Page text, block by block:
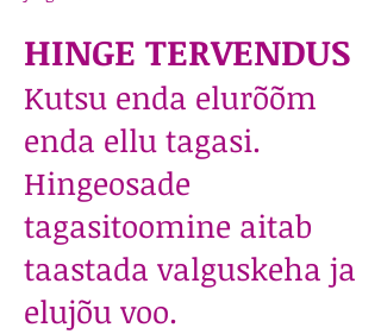
HINGE TERVENDUS
Kutsu enda elurõõm
enda ellu tagasi.
Hingeosade
tagasitoomine aitab
taastada valguskeha ja
elujõu voo.